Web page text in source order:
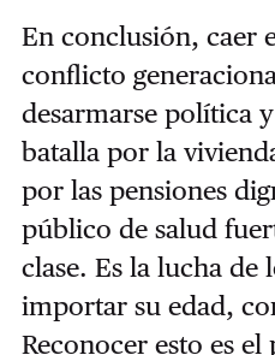
En conclusión, caer
conflicto
desarmarse política
batalla por la
por las pensiones
público de salud
clase. Es la lucha de
importar su edad,
Reconocer esto es